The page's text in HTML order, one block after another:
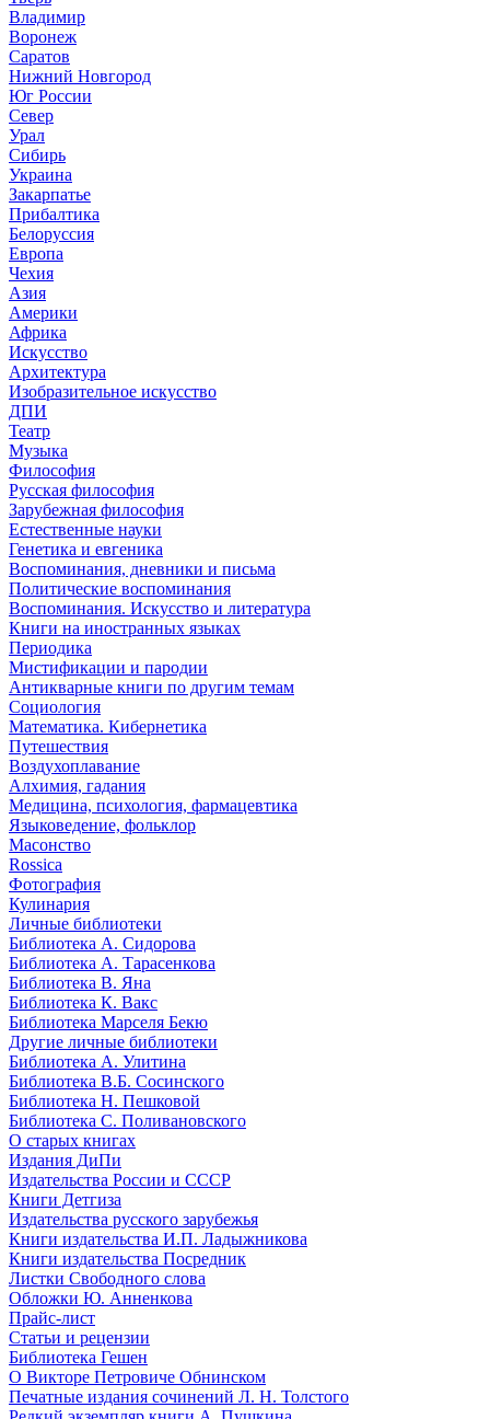
Владимир
Воронеж
Саратов
Нижний Новгород
Юг России
Север
Урал
Сибирь
Украина
Закарпатье
Прибалтика
Белоруссия
Европа
Чехия
Азия
Америки
Африка
Искусство
Архитектура
Изобразительное искусство
ДПИ
Театр
Музыка
Философия
Русская философия
Зарубежная философия
Естественные науки
Генетика и евгеника
Воспоминания, дневники и письма
Политические воспоминания
Воспоминания. Искусство и литература
Книги на иностранных языках
Периодика
Мистификации и пародии
Антикварные книги по другим темам
Социология
Математика. Кибернетика
Путешествия
Воздухоплавание
Алхимия, гадания
Медицина, психология, фармацевтика
Языковедение, фольклор
Масонство
Rossica
Фотография
Кулинария
Личные библиотеки
Библиотека А. Сидорова
Библиотека А. Тарасенкова
Библиотека В. Яна
Библиотека К. Вакс
Библиотека Марселя Бекю
Другие личные библиотеки
Библиотека А. Улитина
Библиотека В.Б. Сосинского
Библиотека Н. Пешковой
Библиотека С. Поливановского
О старых книгах
Издания ДиПи
Издательства России и СССР
Книги Детгиза
Издательства русского зарубежья
Книги издательства И.П. Ладыжникова
Книги издательства Посредник
Листки Свободного слова
Обложки Ю. Анненкова
Прайс-лист
Статьи и рецензии
Библиотека Гешен
О Викторе Петровиче Обнинском
Печатные издания сочинений Л. Н. Толстого